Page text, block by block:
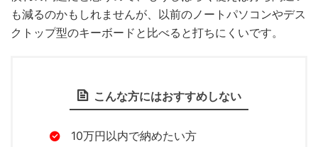
も減るのかもしれませんが、以前のノートパソコンやデス
クトップ型のキーボードと比べると打ちにくいです。
こんな方にはおすすめしない
10万円以内で納めたい方